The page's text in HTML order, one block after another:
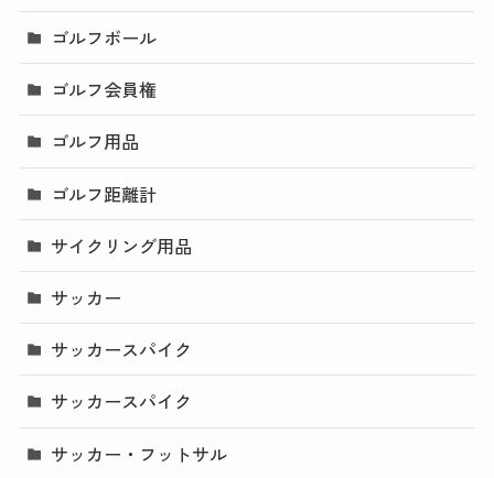
ゴルフボール
ゴルフ会員権
ゴルフ用品
ゴルフ距離計
サイクリング用品
サッカー
サッカースパイク
サッカースパイク
サッカー・フットサル